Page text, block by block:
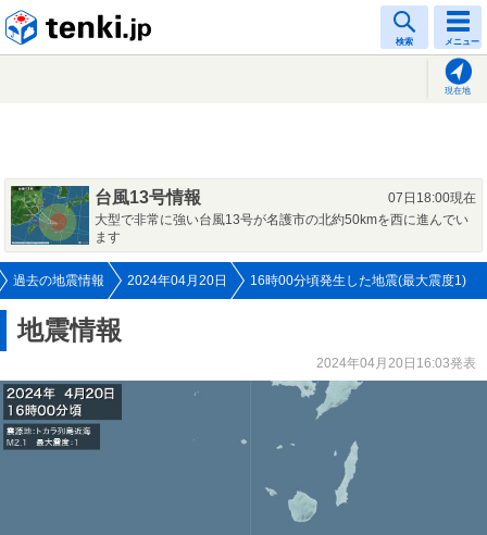
検索 メニュー
現在地
台風13号情報
07日18:00現在
大型で非常に強い台風13号が名護市の北約50kmを西に進んでい
ます
過去の地震情報 2024年04月20日 16時00分頃発生した地震(最大震度1)
地震情報
2024年04月20日16:03発表